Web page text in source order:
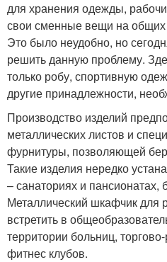
для хранения одежды,
свои сменные вещи на общих
Это было неудобно, но
решить данную проблему.
только робу, спортивную
другие принадлежности,
Производство изделий
металлических листов и
фурнитуры, позволяющей
Такие изделия нередко
– санаториях и пансионатах,
Металлический шкафчик для
встретить в
территории больниц,
фитнес клубов.